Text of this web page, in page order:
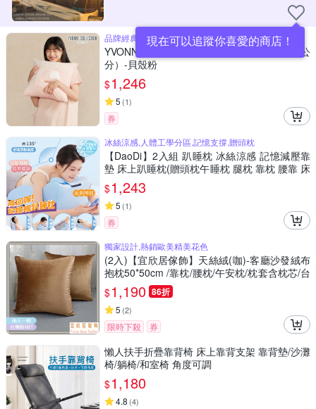
現在可以追蹤你喜愛的商店！
品牌經典 精緻貼布繡工藝
YVONNE 以旺傢飾 馬來貘方形抱枕（45x45公
分）-貝殼粉
$1,246
5 (1)
券
冰絲涼感,人體工學分區,記憶支撐,贈頭枕
【DaoDi】2入組 趴睡枕 冰絲涼感 記憶減壓靠
墊 床上趴睡枕(贈頭枕午睡枕 腿枕 靠枕 腰靠 床
頭靠枕)
$1,243
5 (1)
券
獨家設計,熱銷歐美精美花色
(2入)【宜欣居傢飾】天絲絨(咖)-客廳沙發絨布
抱枕50*50cm /靠枕/腰枕/午安枕/枕套含枕芯/台
灣製MIT
$1,190 86折
5 (2)
限時下殺 券
懶人扶手折疊靠背椅 床上靠背支架 靠背墊/沙灘
椅/躺椅/和室椅 角度可調
$1,180
4.8 (4)